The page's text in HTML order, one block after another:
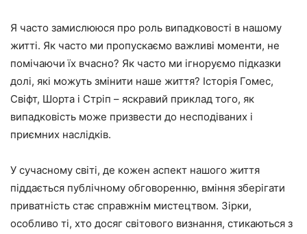
Я часто замислююся про роль випадковості в нашому
житті. Як часто ми пропускаємо важливі моменти, не
помічаючи їх вчасно? Як часто ми ігноруємо підказки
долі, які можуть змінити наше життя? Історія Гомес,
Свіфт, Шорта і Стріп – яскравий приклад того, як
випадковість може призвести до несподіваних і
приємних наслідків.
У сучасному світі, де кожен аспект нашого життя
піддається публічному обговоренню, вміння зберігати
приватність стає справжнім мистецтвом. Зірки,
особливо ті, хто досяг світового визнання, стикаються з